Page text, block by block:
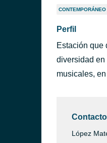
CONTEMPORÁNEO
Perfil
Estación que
diversidad en
musicales,
Contacto
López